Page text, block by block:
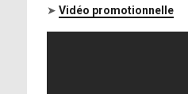
➤ Vidéo promotionnelle